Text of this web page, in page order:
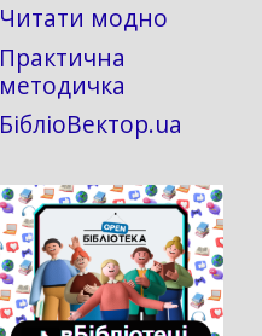
Читати модно
Практична
методичка
БібліоВектор.ua